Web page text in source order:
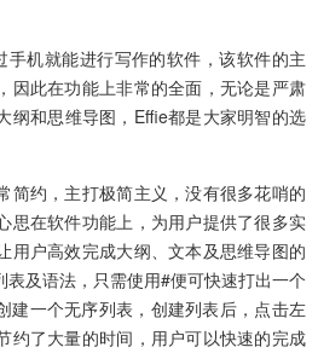
手机就能进行写作的软件，该软件的主
因此在功能上非常的全面，无论是严肃
纲和思维导图，Effie都是大家明智的选
简约，主打极简主义，没有很多花哨的
思在软件功能上，为用户提供了很多实
用户高效完成大纲、文本及思维导图的
及语法，只需使用#便可快速打出一个
建一个无序列表，创建列表后，点击左
约了大量的时间，用户可以快速的完成